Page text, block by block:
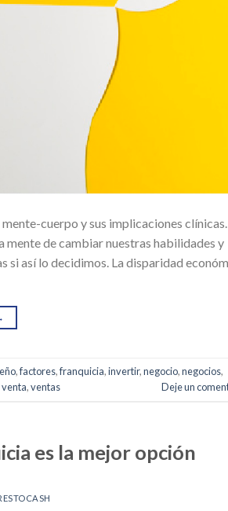
cuerpo y sus implicaciones clínicas.
mente de cambiar nuestras habilidades y
si así lo decidimos. La disparidad
,factores,franquicia,invertir,negocio,negocios,
venta,ventas Deje un
es la mejor opción